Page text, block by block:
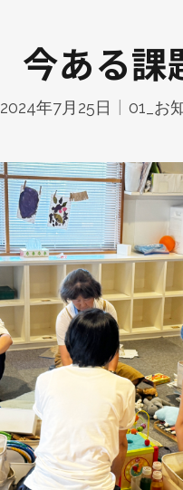
今ある課
2024年7月25日 01_お